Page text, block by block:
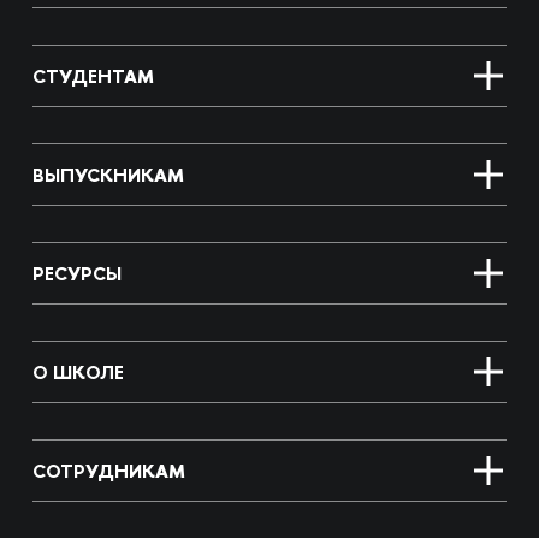
СТУДЕНТАМ
ВЫПУСКНИКАМ
РЕСУРСЫ
О ШКОЛЕ
СОТРУДНИКАМ